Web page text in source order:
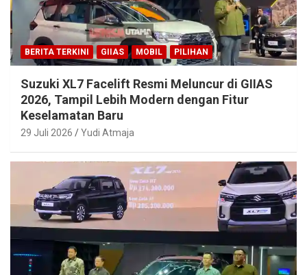
BERITA TERKINI GIIAS MOBIL PILIHAN
Suzuki XL7 Facelift Resmi Meluncur di GIIAS
2026, Tampil Lebih Modern dengan Fitur
Keselamatan Baru
29 Juli 2026 Yudi Atmaja